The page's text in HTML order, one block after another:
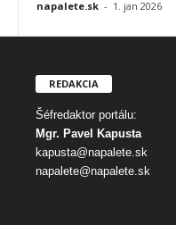
napalete.sk - 1. jan 2026
REDAKCIA
Šéfredaktor portálu:
Mgr. Pavel Kapusta
kapusta@napalete.sk
napalete@napalete.sk